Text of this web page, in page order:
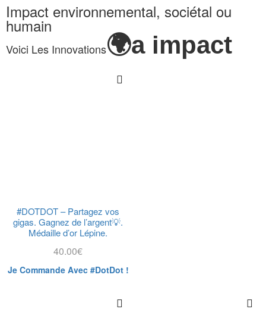
Impact environnemental, sociétal ou
humain
Voici Les Innovations🌍a impact
#DOTDOT – Partagez vos
gigas. Gagnez de l’argent💡.
Médaille d’or Lépine.
40.00€
Je Commande Avec #DotDot !